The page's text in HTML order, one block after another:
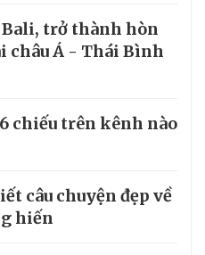
Bali, trở thành hòn
châu Á - Thái Bình
chiếu trên kênh nào
câu chuyện đẹp về
hiến